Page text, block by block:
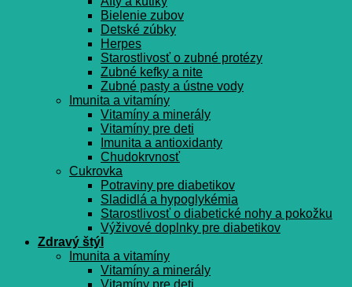
Bielenie zubov
Detské zúbky
Herpes
Starostlivosť o zubné protézy
Zubné kefky a nite
Zubné pasty a ústne vody
Imunita a vitamíny
Vitamíny a minerály
Vitamíny pre deti
Imunita a antioxidanty
Chudokrvnosť
Cukrovka
Potraviny pre diabetikov
Sladidlá a hypoglykémia
Starostlivosť o diabetické nohy a pokožku
Výživové doplnky pre diabetikov
Zdravý štýl
Imunita a vitamíny
Vitamíny a minerály